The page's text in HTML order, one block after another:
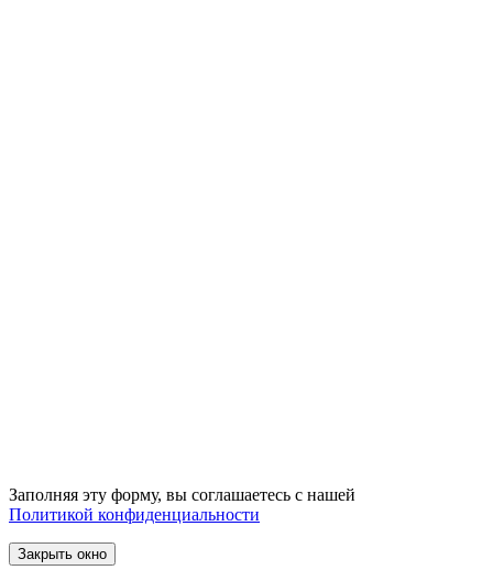
Заполняя эту форму, вы соглашаетесь с нашей
Политикой конфиденциальности
Закрыть окно